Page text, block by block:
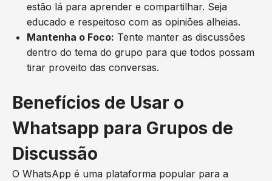
estão lá para aprender e compartilhar. Seja
educado e respeitoso com as opiniões alheias.
Mantenha o Foco: Tente manter as discussões
dentro do tema do grupo para que todos possam
tirar proveito das conversas.
Benefícios de Usar o
Whatsapp para Grupos de
Discussão
O WhatsApp é uma plataforma popular para a